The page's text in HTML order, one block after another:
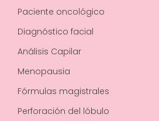
Paciente oncológico
Diagnóstico facial
Análisis Capilar
Menopausia
Fórmulas magistrales
Perforación del lóbulo